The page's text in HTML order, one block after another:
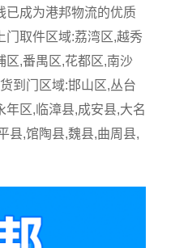
已成为港邦物流的优质
门取件区域:荔湾区,越秀
区,番禺区,花都区,南沙
到门区域:邯山区,丛台
年区,临漳县,成安县,大名
县,馆陶县,魏县,曲周县,